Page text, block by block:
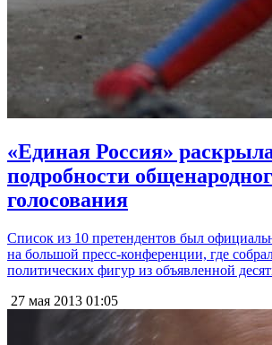
«Единая Россия»
подробности
голосования
Список из 10 претендентов был
на большой пресс-конференции, где
политических фигур из объявленной
27 мая 2013 01:05